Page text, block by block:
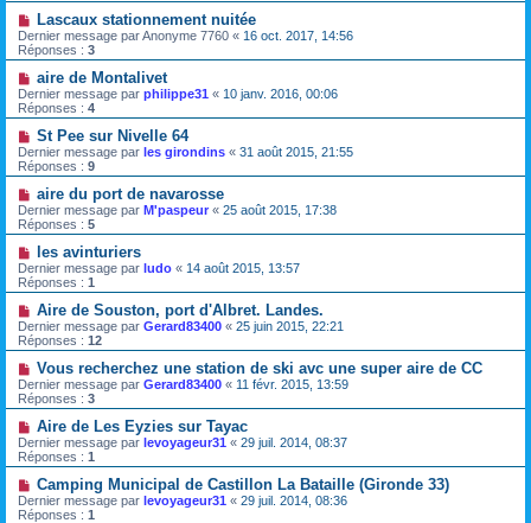
Lascaux stationnement nuitée
Dernier message parAnonyme 7760 « 16 oct. 2017, 14:56
Réponses : 3
aire de Montalivet
Dernier message par philippe31 « 10 janv. 2016, 00:06
Réponses : 4
St Pee sur Nivelle 64
Dernier message par les girondins « 31 août 2015, 21:55
Réponses : 9
aire du port de navarosse
Dernier message par M'paspeur « 25 août 2015, 17:38
Réponses : 5
les avinturiers
Dernier message par ludo « 14 août 2015, 13:57
Réponses : 1
Aire de Souston, port d'Albret. Landes.
Dernier message par Gerard83400 « 25 juin 2015, 22:21
Réponses : 12
Vous recherchez une station de ski avc une super aire de CC
Dernier message par Gerard83400 « 11 févr. 2015, 13:59
Réponses : 3
Aire de Les Eyzies sur Tayac
Dernier message par levoyageur31 « 29 juil. 2014, 08:37
Réponses : 1
Camping Municipal de Castillon La Bataille (Gironde 33)
Dernier message par levoyageur31 « 29 juil. 2014, 08:36
Réponses : 1